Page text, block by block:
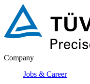
Company
Jobs & Career